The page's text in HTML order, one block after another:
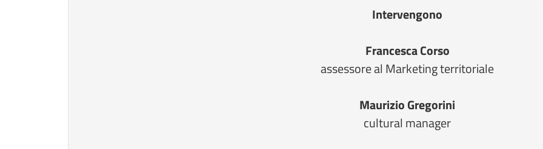
Intervengono
Francesca Corso
assessore al Marketing territoriale
Maurizio Gregorini
cultural manager